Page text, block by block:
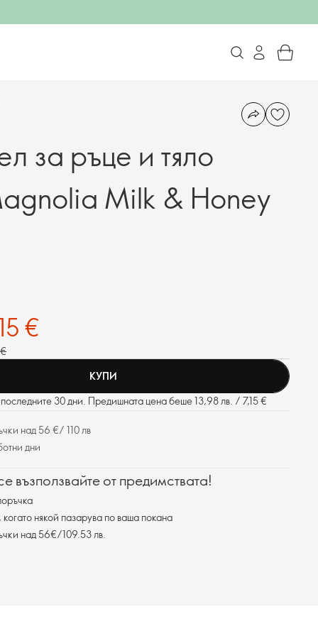
за ръце и тяло
Milk & Honey
€
КУПИ
30 дни. Предишната цена беше 13,98 лв. / 7,15 €
над 56 €/ 110 лв
дни
възползвайте от предимствата!
когато някой пазарува по ваша покана
над 56€/109.53 лв.